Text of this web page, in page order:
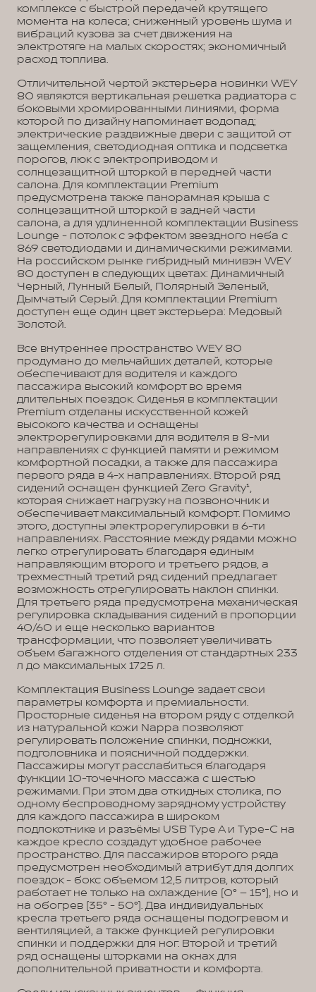
комплексе с быстрой передачей крутящего
момента на колеса; сниженный уровень шума и
вибраций кузова за счет движения на
электротяге на малых скоростях; экономичный
расход топлива.
Отличительной чертой экстерьера новинки WEY
80 являются вертикальная решетка радиатора с
боковыми хромированными линиями, форма
которой по дизайну напоминает водопад;
электрические раздвижные двери с защитой от
защемления, светодиодная оптика и подсветка
порогов, люк с электроприводом и
солнцезащитной шторкой в передней части
салона. Для комплектации Premium
предусмотрена также панорамная крыша с
солнцезащитной шторкой в задней части
салона, а для удлиненной комплектации Business
Lounge - потолок с эффектом звездного неба с
869 светодиодами и динамическими режимами.
На российском рынке гибридный минивэн WEY
80 доступен в следующих цветах: Динамичный
Черный, Лунный Белый, Полярный Зеленый,
Дымчатый Серый. Для комплектации Premium
доступен еще один цвет экстерьера: Медовый
Золотой.
Все внутреннее пространство WEY 80
продумано до мельчайших деталей, которые
обеспечивают для водителя и каждого
пассажира высокий комфорт во время
длительных поездок. Сиденья в комплектации
Premium отделаны искусственной кожей
высокого качества и оснащены
электрорегулировками для водителя в 8-ми
направлениях с функцией памяти и режимом
комфортной посадки, а также для пассажира
первого ряда в 4-х направлениях. Второй ряд
сидений оснащен функцией Zero Gravity¹,
которая снижает нагрузку на позвоночник и
обеспечивает максимальный комфорт. Помимо
этого, доступны электрорегулировки в 6-ти
направлениях. Расстояние между рядами можно
легко отрегулировать благодаря единым
направляющим второго и третьего рядов, а
трехместный третий ряд сидений предлагает
возможность отрегулировать наклон спинки.
Для третьего ряда предусмотрена механическая
регулировка складывания сидений в пропорции
40/60 и еще несколько вариантов
трансформации, что позволяет увеличивать
объем багажного отделения от стандартных 233
л до максимальных 1725 л.
Комплектация Business Lounge задает свои
параметры комфорта и премиальности.
Просторные сиденья на втором ряду с отделкой
из натуральной кожи Nappa позволяют
регулировать положение спинки, подножки,
подголовника и поясничной поддержки.
Пассажиры могут расслабиться благодаря
функции 10-точечного массажа с шестью
режимами. При этом два откидных столика, по
одному беспроводному зарядному устройству
для каждого пассажира в широком
подлокотнике и разъёмы USB Type A и Type-C на
каждое кресло создадут удобное рабочее
пространство. Для пассажиров второго ряда
предусмотрен необходимый атрибут для долгих
поездок - бокс объемом 12,5 литров, который
работает не только на охлаждение (0° – 15°), но и
на обогрев (35° - 50°). Два индивидуальных
кресла третьего ряда оснащены подогревом и
вентиляцией, а также функцией регулировки
спинки и поддержки для ног. Второй и третий
ряд оснащены шторками на окнах для
дополнительной приватности и комфорта.